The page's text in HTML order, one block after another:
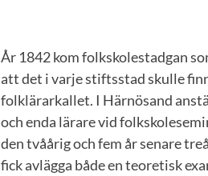
År 1842 kom folkskolestadgan
att det i varje stiftsstad skulle
folklärarkallet. I Härnösand
och enda lärare vid
den tvåårig och fem år senare
fick avlägga både en teoretisk